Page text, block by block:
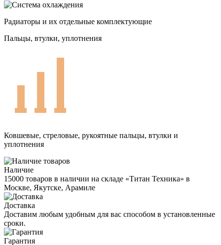
Радиаторы и их отдельные комплектующие
Пальцы, втулки, уплотнения
Ковшевые, стреловые, рукоятные пальцы, втулки и
уплотнения
Наличие
15000 товаров в наличии на складе «Титан Техника» в
Москве, Якутске, Арамиле
Доставка
Доставим любым удобным для вас способом в установленные
сроки.
Гарантия